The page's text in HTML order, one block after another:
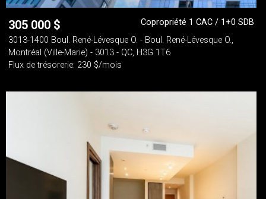
305 000 $
Copropriété 1 CAC / 1+0 SDB
3013-1400 Boul. René-Lévesque O. - Boul. René-Lévesque O.,
Montréal (Ville-Marie) - 3013 - QC, H3G 1T6
Flux de trésorerie: 230 $/mois